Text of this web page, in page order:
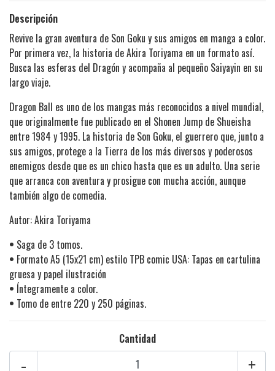
Descripción
Revive la gran aventura de Son Goku y sus amigos en manga a color.
Por primera vez, la historia de Akira Toriyama en un formato así.
Busca las esferas del Dragón y acompaña al pequeño Saiyayin en su
largo viaje.
Dragon Ball es uno de los mangas más reconocidos a nivel mundial,
que originalmente fue publicado en el Shonen Jump de Shueisha
entre 1984 y 1995. La historia de Son Goku, el guerrero que, junto a
sus amigos, protege a la Tierra de los más diversos y poderosos
enemigos desde que es un chico hasta que es un adulto. Una serie
que arranca con aventura y prosigue con mucha acción, aunque
también algo de comedia.
Autor: Akira Toriyama
• Saga de 3 tomos.
• Formato A5 (15x21 cm) estilo TPB comic USA: Tapas en cartulina
gruesa y papel ilustración
• Íntegramente a color.
• Tomo de entre 220 y 250 páginas.
Cantidad
+
-